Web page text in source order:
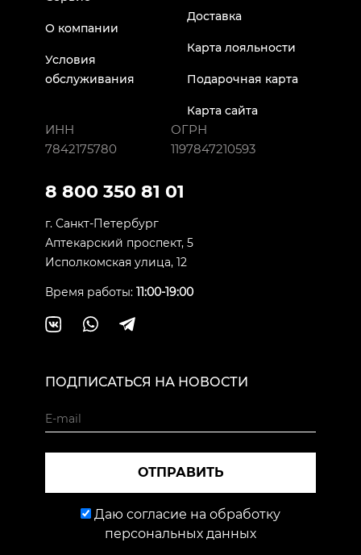
О компании
Условия
обслуживания
Доставка
Карта лояльности
Подарочная карта
Карта сайта
ИНН
7842175780
ОГРН
1197847210593
8 800 350 81 01
г. Санкт-Петербург
Аптекарский проспект, 5
Исполкомская улица, 12
Время работы: 11:00-19:00
ПОДПИСАТЬСЯ НА НОВОСТИ
ОТПРАВИТЬ
Даю согласие на обработку
персональных данных